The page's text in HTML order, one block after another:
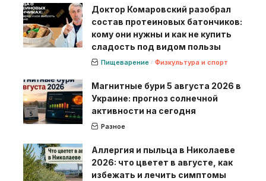
Доктор Комаровский разобрал
состав протеиновых батончиков:
кому они нужны и как не купить
сладость под видом пользы
Пищеварение Физкультура и спорт
Магнитные бури 5 августа 2026 в
Украине: прогноз солнечной
активности на сегодня
Разное
Аллергия и пыльца в Николаеве
2026: что цветет в августе, как
избежать и лечить симптомы